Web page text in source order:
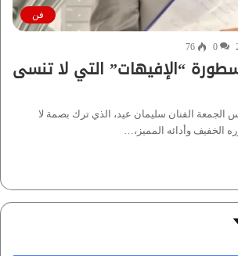
فن
0
76
“الإفيهات” التي لا تنسى
الفنان سليمان عيد، الذي ترك بصمة لا
وأدائه المميز،…